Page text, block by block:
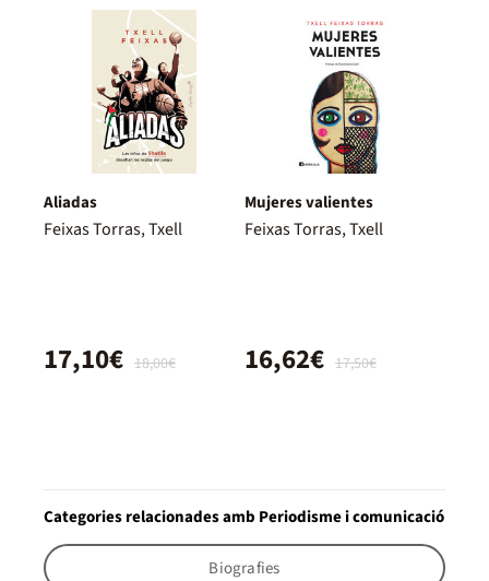
Aliadas
Feixas Torras, Txell
18,00€
17,10€
Mujeres valientes
Feixas Torras, Txell
17,50€
16,62€
Categories relacionades amb Periodisme i comunicació
Biografies